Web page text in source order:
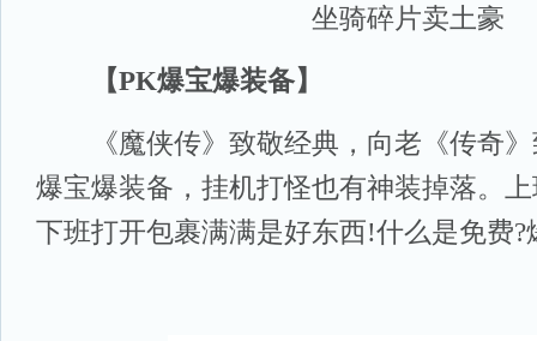
坐骑碎片卖土豪
【PK爆宝爆装备】
《魔侠传》致敬经典，向老《传奇》
爆宝爆装备，挂机打怪也有神装掉落。
下班打开包裹满满是好东西!什么是免费